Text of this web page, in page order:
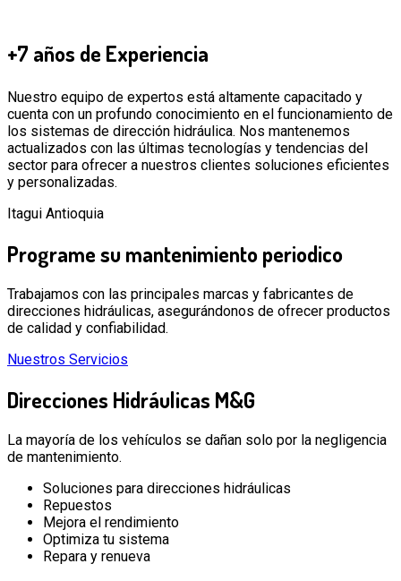
+7 años de Experiencia
Nuestro equipo de expertos está altamente capacitado y
cuenta con un profundo conocimiento en el funcionamiento de
los sistemas de dirección hidráulica. Nos mantenemos
actualizados con las últimas tecnologías y tendencias del
sector para ofrecer a nuestros clientes soluciones eficientes
y personalizadas.
Itagui Antioquia
Programesu mantenimiento periodico
Trabajamos con las principales marcas y fabricantes de
direcciones hidráulicas, asegurándonos de ofrecer productos
de calidad y confiabilidad.
Nuestros Servicios
Direcciones Hidráulicas M&G
La mayoría de los vehículos se dañan solo por la negligencia
de mantenimiento.
Soluciones para direcciones hidráulicas
Repuestos
Mejora el rendimiento
Optimiza tu sistema
Repara y renueva